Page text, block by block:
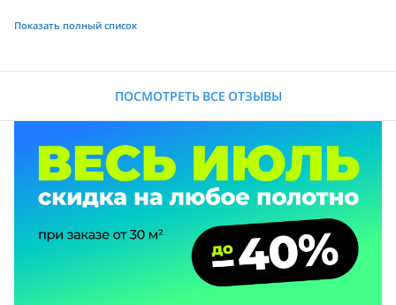
Показать полный список
ПОСМОТРЕТЬ ВСЕ ОТЗЫВЫ